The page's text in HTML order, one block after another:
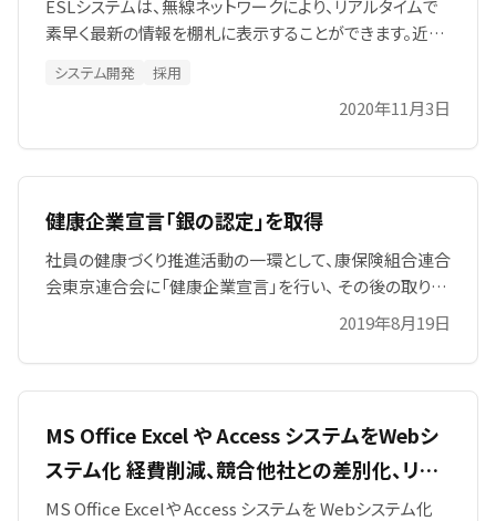
ESLシステムは、無線ネットワークにより、リアルタイムで
素早く最新の情報を棚札に表示することができます。近年
きた商品価格の更新や、人手による価格ラベルの張り替え
システム開発 採用
2020年11月3日
健康企業宣言「銀の認定」を取得
社員の健康づくり推進活動の一環として、康保険組合連合
会東京連合会に「健康企業宣言」を行い、 その後の取り組
みにより、2019年8月5日付で「銀の認定」を取得いたしま
取り組みを進めてまいります。
2019年8月19日
MS Office Excel や Access システムをWebシ
ステム化 経費削減、競合他社との差別化、リー
ドを勝ち取りましょう
MS Office Excelや Access システムを Webシステム化